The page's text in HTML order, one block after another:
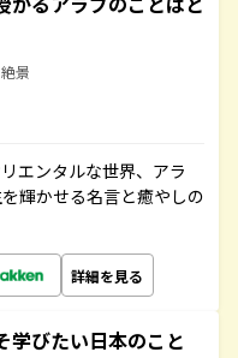
景
エンタルな世界、アラ
輝かせる名言と癒やしの
詳細を見る
びたい日本のこと